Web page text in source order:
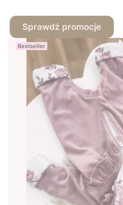
Sprawdź promocje
Bestseller